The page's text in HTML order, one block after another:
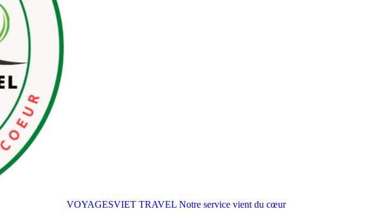
VOYAGESVIET TRAVEL Notre service vient du cœur